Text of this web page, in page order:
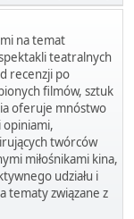
na temat
teatralnych
recenzji po
filmów, sztuk
oferuje mnóstwo
opiniami,
twórców
miłośnikami kina,
udziału i
tematy związane z